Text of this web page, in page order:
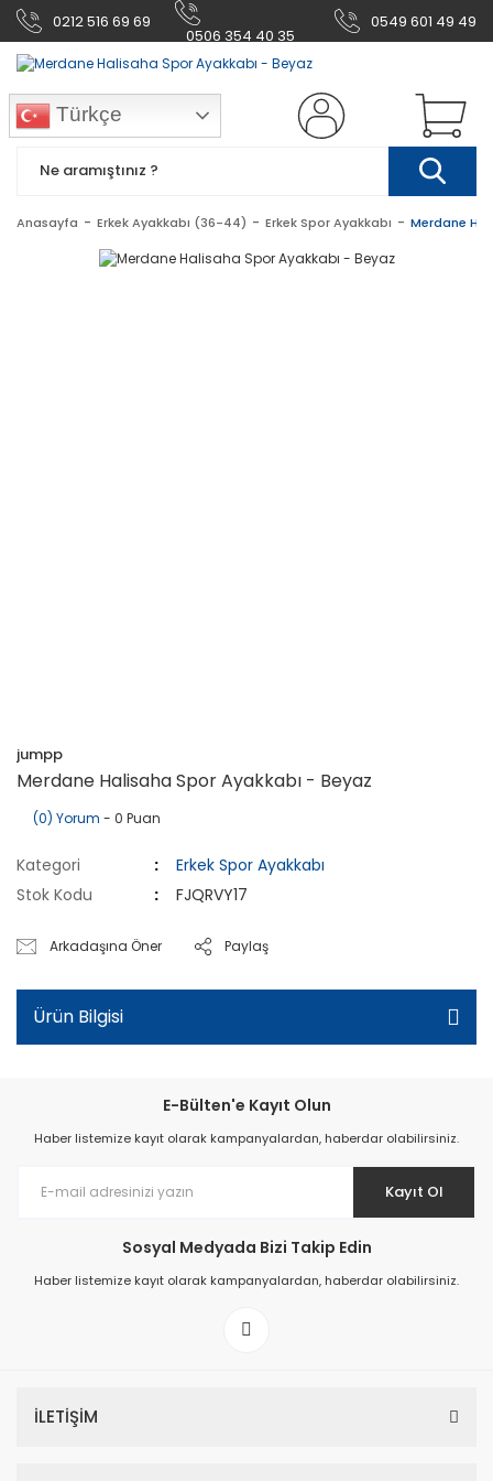
0212 516 69 69
0506 354 40 35
0549 601 49 49
Türkçe
Anasayfa Erkek Ayakkabı (36-44) Erkek Spor Ayakkabı Merdane
jumpp
Merdane Halisaha Spor Ayakkabı - Beyaz
(0) Yorum - 0 Puan
Kategori
Erkek Spor Ayakkabı
Stok Kodu
FJQRVY17
Arkadaşına Öner Paylaş
Ürün Bilgisi
E-Bülten'e Kayıt Olun
Haber listemize kayıt olarak kampanyalardan, haberdar olabilirsiniz.
Kayıt Ol
Sosyal Medyada Bizi Takip Edin
Haber listemize kayıt olarak kampanyalardan, haberdar olabilirsiniz.
İLETİŞİM